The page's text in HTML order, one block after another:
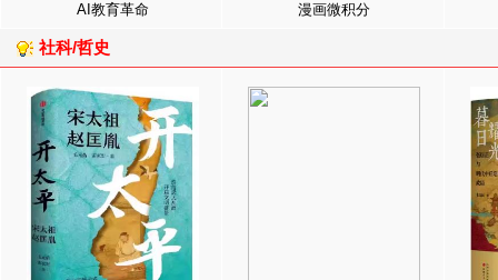
AI教育革命 漫画微积分
社科/哲史